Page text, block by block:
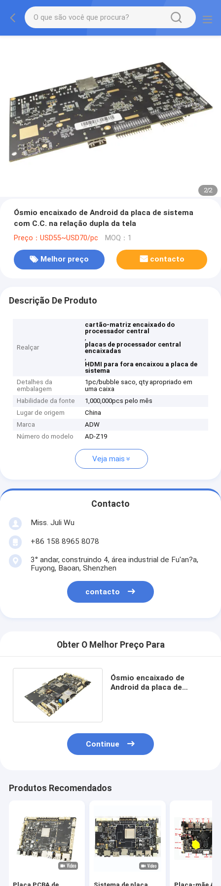
2/2
Ósmio encaixado de Android da placa de sistema
com C.C. na relação dupla da tela
Preço：USD55~USD70/pc MOQ：1
Melhor preço contacto
Descrição De Produto
Realçar
cartão-matriz encaixado do
processador central
,
placas de processador central
encaixadas
,
HDMI para fora encaixou a placa de
sistema
Detalhes da
embalagem
1pc/bubble saco, qty apropriado em
uma caixa
Habilidade da fonte
1,000,000pcs pelo mês
Lugar de origem
China
Marca
ADW
Número do modelo
AD-Z19
Veja mais
Contacto
Miss. Juli Wu
+86 158 8965 8078
3° andar, construindo 4, área industrial de Fu'an?a,
Fuyong, Baoan, Shenzhen
contacto
Obter O Melhor Preço Para
Ósmio encaixado de
Android da placa de
Continue
Produtos Recomendados